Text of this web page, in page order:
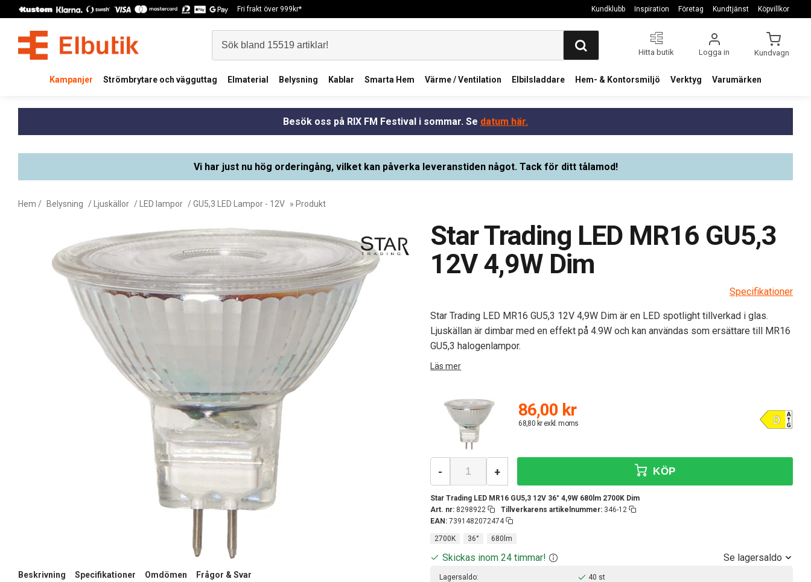
Fri frakt över 999kr* Kundklubb Inspiration Företag Kundtjänst Köpvillkor
Hitta butik Logga in Kundvagn
Kampanjer Strömbrytare och vägguttag Elmaterial Belysning Kablar Smarta Hem Värme / Ventilation Elbilsladdare Hem- & Kontorsmiljö Verktyg Varumärken
Besök oss på RIX FM Festival i sommar. Se datum här.
Vi har just nu hög orderingång, vilket kan påverka leveranstiden något. Tack för ditt tålamod!
Hem / Belysning / Ljuskällor / LED lampor /GU5,3 LED Lampor - 12V » Produkt
Beskrivning Specifikationer Omdömen Frågor & Svar
Star Trading LED MR16 GU5,3
12V 4,9W Dim
Specifikationer
Star Trading LED MR16 GU5,3 12V 4,9W Dim är en LED spotlight tillverkad i glas.
Ljuskällan är dimbar med en effekt på 4.9W och kan användas som ersättare till MR16
GU5,3 halogenlampor.
Läs mer
86,00 kr
68,80 kr exkl. moms
Star Trading LED MR16 GU5,3 12V 36° 4,9W 680lm 2700K Dim
Art. nr: 8298922 Tillverkarens artikelnummer: 346-12
EAN: 7391482072474
- + KÖP
2700K 36° 680lm
Skickas inom 24 timmar! Se lagersaldo
Lagersaldo:
40 st